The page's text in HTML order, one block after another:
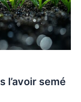
l’avoir semé